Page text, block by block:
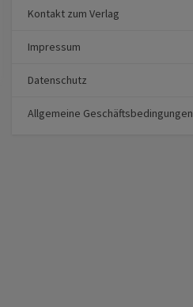
Kontakt zum Verlag
Impressum
Datenschutz
Allgemeine Geschäftsbedingungen